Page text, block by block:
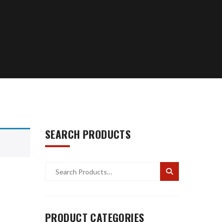
SEARCH PRODUCTS
PRODUCT CATEGORIES